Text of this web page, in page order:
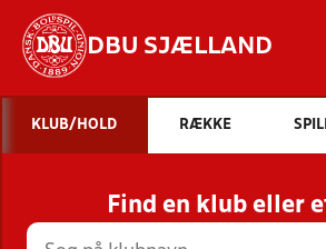
DBU SJÆLLAND
STILLINGER, RESULTATER,
HOLD
KLUB/HOLD RÆKKE
Find en klub eller